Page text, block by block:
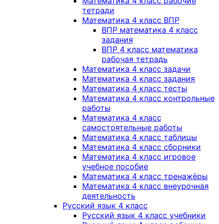
тетради
Математика 4 класс ВПР
ВПР математика 4 класс
задания
ВПР 4 класс математика
рабочая тетрадь
Математика 4 класс задачи
Математика 4 класс задания
Математика 4 класс тесты
Математика 4 класс контрольные
работы
Математика 4 класс
самостоятельные работы
Математика 4 класс таблицы
Математика 4 класс сборники
Математика 4 класс игровое
учебное пособие
Математика 4 класс тренажёры
Математика 4 класс внеурочная
деятельность
Русский язык 4 класс
Русский язык 4 класс учебники